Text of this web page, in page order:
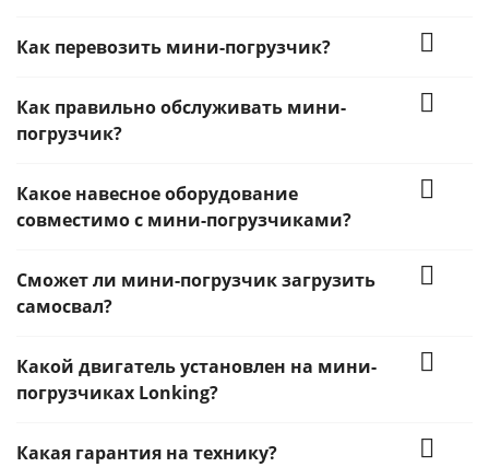
Как перевозить мини-погрузчик?
Как правильно обслуживать мини-
погрузчик?
Какое навесное оборудование
совместимо с мини-погрузчиками?
Сможет ли мини-погрузчик загрузить
самосвал?
Какой двигатель установлен на мини-
погрузчиках Lonking?
Какая гарантия на технику?